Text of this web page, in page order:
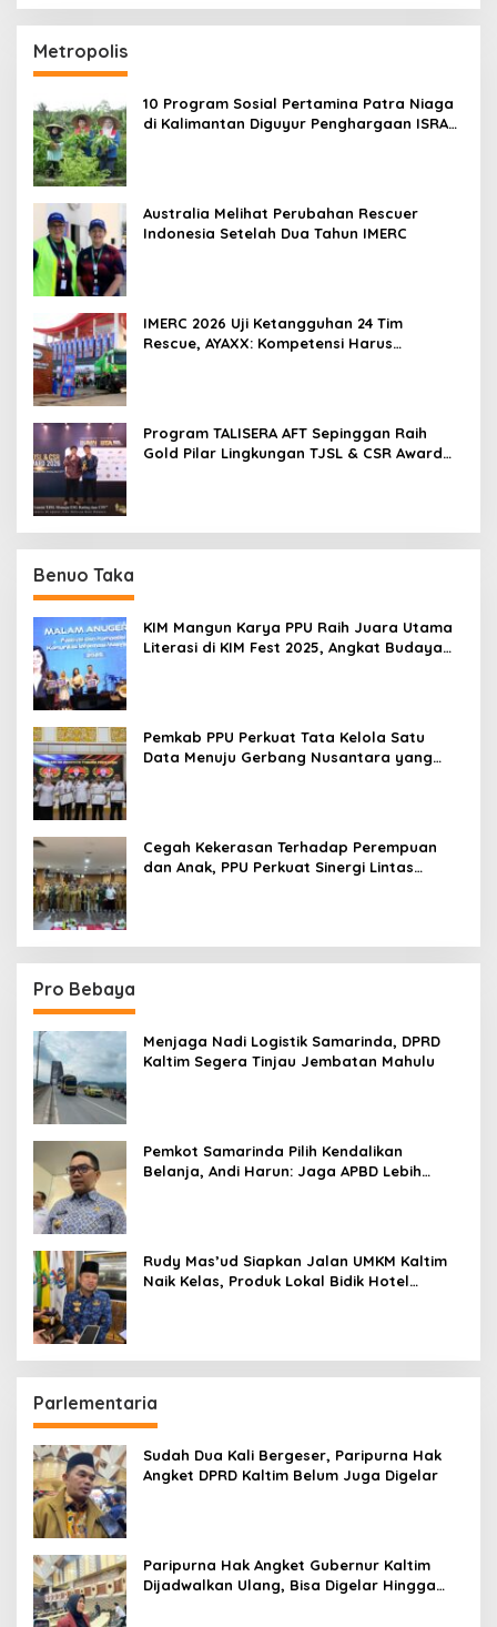
Metropolis
10 Program Sosial Pertamina Patra Niaga
di Kalimantan Diguyur Penghargaan ISRA
Australia Melihat Perubahan Rescuer
Indonesia Setelah Dua Tahun IMERC
IMERC 2026 Uji Ketangguhan 24 Tim
Rescue, AYAXX: Kompetensi Harus
Program TALISERA AFT Sepinggan Raih
Gold Pilar Lingkungan TJSL & CSR Award
Benuo Taka
KIM Mangun Karya PPU Raih Juara Utama
Literasi di KIM Fest 2025, Angkat Budaya
Pemkab PPU Perkuat Tata Kelola Satu
Data Menuju Gerbang Nusantara yang
Cegah Kekerasan Terhadap Perempuan
dan Anak, PPU Perkuat Sinergi Lintas
Pro Bebaya
Menjaga Nadi Logistik Samarinda, DPRD
Kaltim Segera Tinjau Jembatan Mahulu
Pemkot Samarinda Pilih Kendalikan
Belanja, Andi Harun: Jaga APBD Lebih
Rudy Mas’ud Siapkan Jalan UMKM Kaltim
Naik Kelas, Produk Lokal Bidik Hotel
Parlementaria
Sudah Dua Kali Bergeser, Paripurna Hak
Angket DPRD Kaltim Belum Juga Digelar
Paripurna Hak Angket Gubernur Kaltim
Dijadwalkan Ulang, Bisa Digelar Hingga